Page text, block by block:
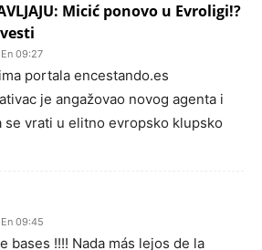
Micić ponovo u Evroligi!?
09:27
portala encestando.es
je angažovao novog agenta i
se vrati u elitno evropsko klupsko
09:45
bases !!!! Nada más lejos de la